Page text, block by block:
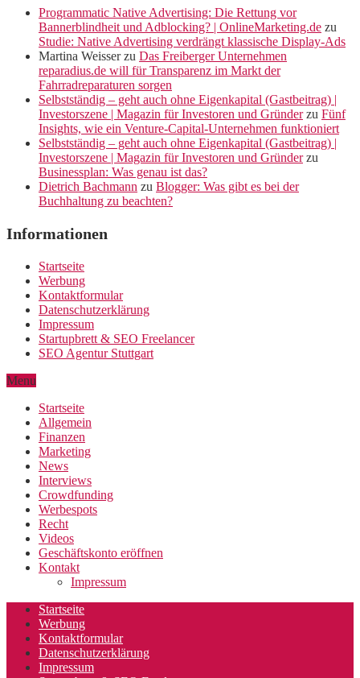
Programmatic Native Advertising: Die Rettung vor
Bannerblindheit und Adblocking? | OnlineMarketing.de zu
Studie: Native Advertising verdrängt klassische Display-Ads
Martina Weisserzu Das Freiberger Unternehmen
reparadius.de will für Transparenz im Markt der
Fahrradreparaturen sorgen
Selbstständig – geht auch ohne Eigenkapital (Gastbeitrag) |
Investorszene | Magazin für Investoren und Gründerzu Fünf
Insights, wie ein Venture-Capital-Unternehmen funktioniert
Selbstständig – geht auch ohne Eigenkapital (Gastbeitrag) |
Investorszene | Magazin für Investoren und Gründerzu
Businessplan: Was genau ist das?
Dietrich Bachmann zu Blogger: Was gibt es bei der
Buchhaltung zu beachten?
Informationen
Startseite
Werbung
Kontaktformular
Datenschutzerklärung
Impressum
Startupbrett & SEO Freelancer
SEO Agentur Stuttgart
Menu
Startseite
Allgemein
Finanzen
Marketing
News
Interviews
Crowdfunding
Werbespots
Recht
Videos
Geschäftskonto eröffnen
Kontakt
Impressum
Startseite
Werbung
Kontaktformular
Datenschutzerklärung
Impressum